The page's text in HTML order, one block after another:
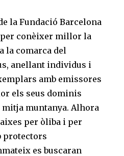
la Fundació Barcelona
per conèixer millor la
la comarca del
anellant individus i
amb emissores
els seus dominis
muntanya. Alhora
per òliba i per
protectors
es buscaran